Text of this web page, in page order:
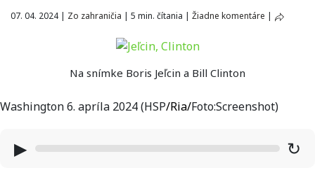
07. 04. 2024 | Zo zahraničia | 5 min. čítania | Žiadne komentáre |
Na snímke Boris Jeľcin a Bill Clinton
Washington 6. apríla 2024 (HSP/Ria/Foto:Screenshot)
▶ ↻